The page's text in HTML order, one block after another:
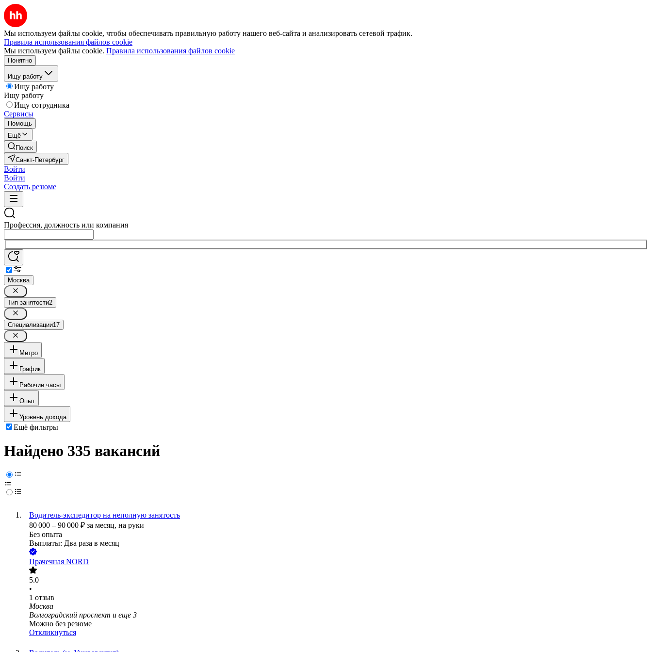
Мы используем файлы cookie, чтобы обеспечивать правильную работу нашего веб-сайта и анализировать сетевой трафик.
Правила использования файлов cookie
Мы используем файлы cookie. Правила использования файлов cookie
Понятно
Ищу работу
Ищу работу
Ищу работу
Ищу сотрудника
Сервисы
Помощь
Ещё
Поиск
Санкт-Петербург
Войти
Войти
Создать резюме
Профессия, должность или компания
Москва
Тип занятости2
Специализации17
Метро
График
Рабочие часы
Опыт
Уровень дохода
Ещё фильтры
Найдено 335 вакансий
Водитель-экспедитор на неполную занятость
80 000 – 90 000 ₽ за месяц, на руки
Без опыта
Выплаты: Два раза в месяц
Прачечная NORD
5.0
•
1 отзыв
Москва
Волгоградский проспект и еще 3
Можно без резюме
Откликнуться